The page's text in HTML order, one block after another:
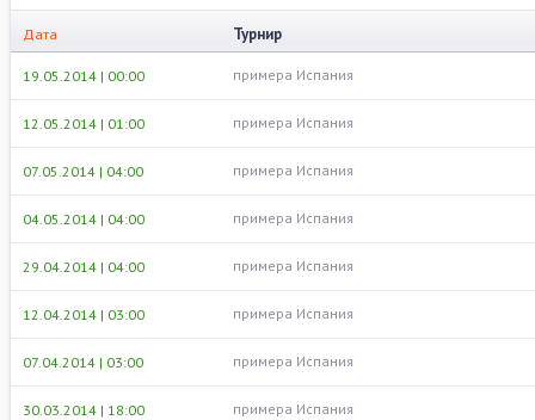
Дата Турнир
19.05.2014 | 00:00 примера Испания
12.05.2014 | 01:00 примера Испания
07.05.2014 | 04:00 примера Испания
04.05.2014 | 04:00 примера Испания
29.04.2014 | 04:00 примера Испания
12.04.2014 | 03:00 примера Испания
07.04.2014 | 03:00 примера Испания
30.03.2014 | 18:00 примера Испания